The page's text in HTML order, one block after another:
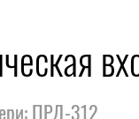
ПРД-312